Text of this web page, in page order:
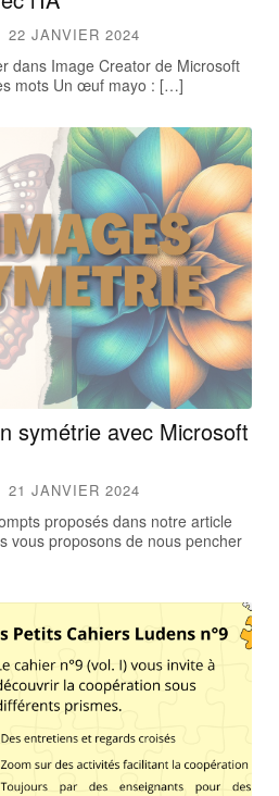
22 JANVIER 2024
dans Image Creator de Microsoft
mots Un œuf mayo : […]
symétrie avec Microsoft
21 JANVIER 2024
proposés dans notre article
vous proposons de nous pencher